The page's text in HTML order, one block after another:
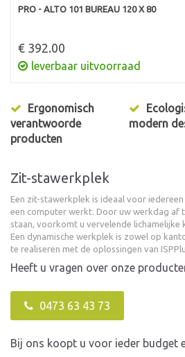
PRO - ALTO 101 BUREAU 120 X 80
€ 392.00
leverbaar uitvoorraad
Ergonomisch
verantwoorde
producten
modern
Zit-stawerkplek
Een zit-stawerkplek is ideaal voor
een computer werkt. Door uw werkdag af
staan, voorkomt u vervelende lichamelijke
Een dynamische werkplek is zowel op
te realiseren met de oplossingen van
Heeft u vragen over onze
0473 63 43 73
Bij ons koopt u voor ieder budget